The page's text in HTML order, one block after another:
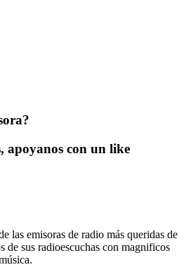
apoyanos con un like
las emisoras de radio más queridas de
de sus radioescuchas con magnificos